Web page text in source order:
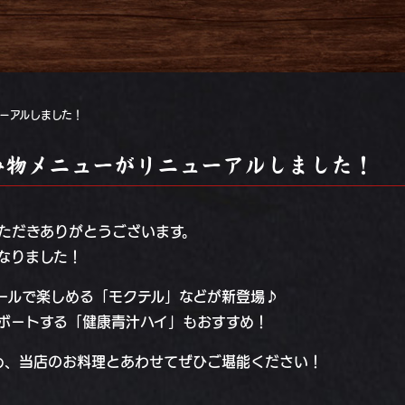
アルしました！
メニューがリニューアルしました！
きありがとうございます。
りました！
ルで楽しめる「モクテル」などが新登場♪
トする「健康青汁ハイ」もおすすめ！
当店のお料理とあわせてぜひご堪能ください！